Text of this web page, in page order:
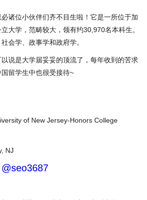
诸位小伙伴们齐不目生啦！它是一所位于加
大学，范畴较大，领有约30,970名本科生。
会学、政事学和政府学。
说是大学届妥妥的顶流了，每年收到的苦求
留学生中也很受接待~
of New Jersey-Honors College
NJ